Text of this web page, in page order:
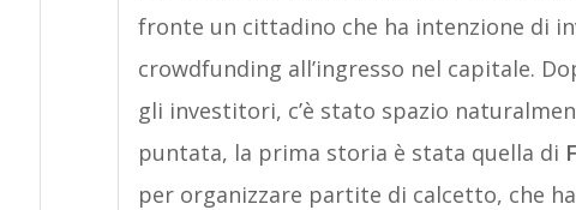
fronte un cittadino che ha intenzione di
crowdfunding all’ingresso nel capitale.
gli investitori, c’è stato spazio
puntata, la prima storia è stata quella di
per organizzare partite di calcetto, che